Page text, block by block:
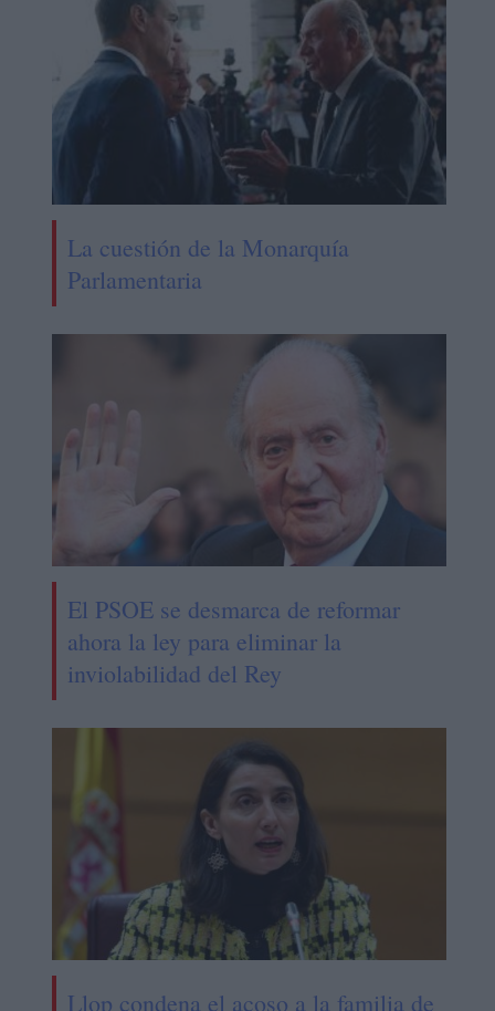
La cuestión de la Monarquía
Parlamentaria
El PSOE se desmarca de reformar
ahora la ley para eliminar la
inviolabilidad del Rey
Llop condena el acoso a la familia de